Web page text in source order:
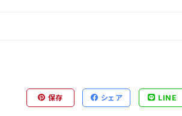
保存 シェア LINE